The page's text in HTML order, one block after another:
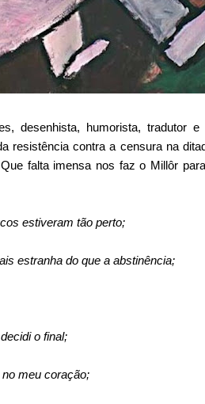
desenhista, humorista, tradutor
resistência contra a censura na
falta imensa nos faz o Millôr
estiveram tão perto;
estranha do que a abstinência;
o final;
meu coração;